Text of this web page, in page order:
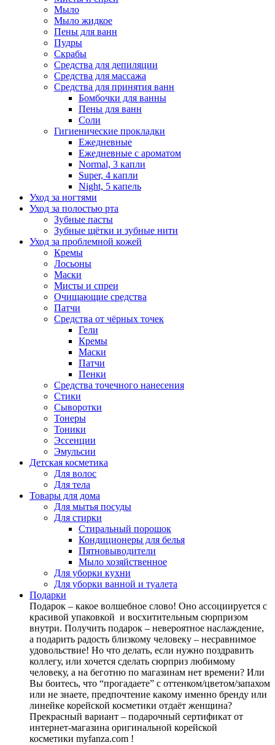
Мыло
Мыло жидкое
Пены для ванн
Пудры
Скрабы
Средства для депиляции
Средства для массажа
Средства для принятия ванн
Бомбочки для ванны
Пены для ванн
Соли
Гигиенические прокладки
Ежедневные
Ежедневные с ароматом
Normal, 3 капли
Super, 4 капли
Night, 5 капель
Уход за ногтями
Уход за полостью рта
Зубные пасты
Зубные щётки и зубные нити
Уход за проблемной кожей
Кремы
Лосьоны
Маски
Мисты и спреи
Очищающие средства
Патчи
Средства от чёрных точек
Гели
Кремы
Маски
Патчи
Пенки
Средства точечного нанесения
Стики
Сыворотки
Тонеры
Тоники
Эссенции
Эмульсии
Детская косметика
Для волос
Для тела
Товары для дома
Для мытья посуды
Для стирки
Стиральный порошок
Кондиционеры для белья
Пятновыводители
Мыло хозяйственное
Для уборки кухни
Для уборки ванной и туалета
Подарки
Подарок – какое волшебное слово! Оно ассоциируется с
красивой упаковкой и восхитительным сюрпризом
внутри. Получить подарок – невероятное наслаждение,
а подарить радость близкому человеку – несравнимое
удовольствие! Но что делать, если нужно поздравить
коллегу, или хочется сделать сюрприз любимому
человеку, а на беготню по магазинам нет времени? Или
Вы боитесь, что “прогадаете” с оттенком/цветом/запахом
или не знаете, предпочтение какому именно бренду или
линейке корейской косметики отдаёт женщина?
Прекрасный вариант – подарочный сертификат от
интернет-магазина оригинальной корейской
косметики myfanza.com !